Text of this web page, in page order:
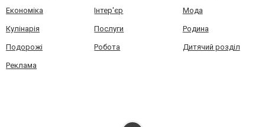
Економіка Інтер'єр Мода
Кулінарія Послуги Родина
Подорожі Робота Дитячий розділ
Реклама